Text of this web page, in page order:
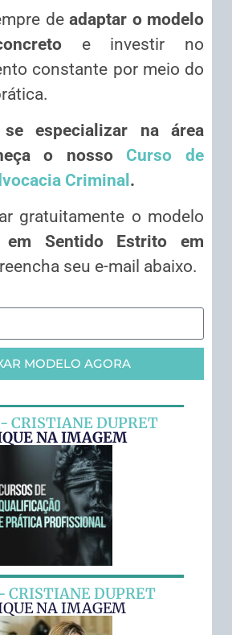
deadaptar o modelo
e investir no
constante por meio do
se especializar na área
o nosso Curso de
Criminal .
gratuitamente o modelo
em Sentido Estrito em
seu e-mail abaixo.
MODELO AGORA
- CRISTIANE DUPRET
NA IMAGEM
CRISTIANE DUPRET
NA IMAGEM